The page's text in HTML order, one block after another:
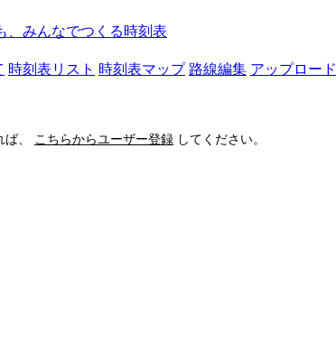
、みんなでつくる時刻表
時刻表リスト 時刻表マップ 路線編集 アップロード
ば、 こちらからユーザー登録 してください。